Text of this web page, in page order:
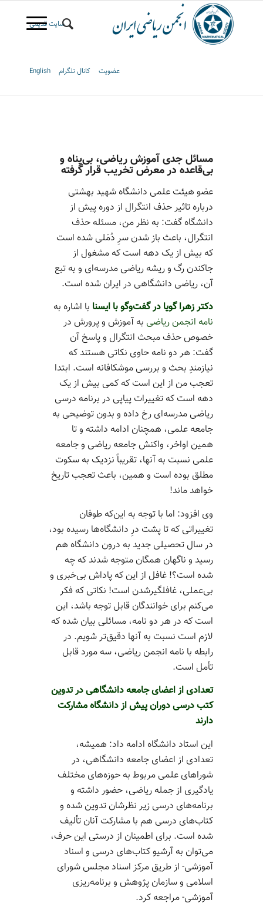
سایت قدیمی
عضویت کانال تلگرام English
مسائل جدی آموزش ریاضی، بی‌پناه و
بی‌قاعده در معرض تخریب قرار گرفته
عضو هیئت علمی دانشگاه شهید بهشتی
درباره تاثیر حذف انتگرال از دوره پیش از
دانشگاه گفت: به نظر من، مسئله حذف
انتگرال، باعث باز شدن سرِ دُمَلی شده است
که بیش از یک دهه است که مشغول از
جاکندن رگ و ریشه ریاضی مدرسه­‌ای و به تبع
آن، ریاضی دانشگاهی در ایران شده است.
دکتر زهرا گویا در گفت‌وگو با ایسنا با اشاره به
نامه انجمن ریاضی به آموزش و پرورش در
خصوص حذف مبحث انتگرال و پاسخ آن
گفت: هر دو نامه حاوی نکاتی هستند که
نیازمندِ بحث و بررسی موشکافانه است. ابتدا
تعجب من از این است که کمی بیش از یک
دهه است که تغییرات پیاپی در برنامه درسی
ریاضی مدرسه‌­ای رخ داده و بدون توضیحی به
جامعه علمی، همچنان ادامه داشته و تا
همین اواخر، واکنش جامعه ریاضی و جامعه
علمی نسبت به آنها، تقریباً نزدیک به سکوت
مطلق بوده است و همین، باعث تعجب تاریخ
خواهد ماند!
وی افزود: اما با توجه به این‌که طوفان
تغییراتی که تا پشت درِ دانشگاه‌­ها رسیده بود،
در سال تحصیلی جدید به درون دانشگاه هم
رسید و ناگهان همگان متوجه شدند که چه
شده است؟! غافل از این که پاداش بی‌­خبری و
بی‌­عملی، غافلگیرشدن است! نکاتی که فکر
می­‌کنم برای خوانندگان قابل توجه باشد، این
است که در هر دو نامه، مسائلی بیان شده که
لازم است نسبت به آنها دقیق‌­تر شویم. در
رابطه با نامه انجمن ریاضی، سه مورد قابل
تأمل است.
تعدادی از اعضای جامعه دانشگاهی در تدوین
کتب درسی دوران پیش از دانشگاه مشارکت
دارند
این استاد دانشگاه ادامه داد: همیشه،
تعدادی از اعضای جامعه دانشگاهی، در
شوراهای علمی مربوط به حوزه­‌های مختلف
یادگیری از جمله ریاضی، حضور داشته و
برنامه­‌های درسی زیر نظرشان تدوین شده و
کتاب‌­های درسی هم با مشارکت آنان تألیف
شده است. برای اطمینان از درستی این حرف،
می‌­توان به آرشیو کتاب‌­های درسی و اسناد
آموزشی- از طریق مرکز اسناد مجلس شورای
اسلامی و سازمان پژوهش و برنامه‌­ریزی
آموزشی- مراجعه کرد.